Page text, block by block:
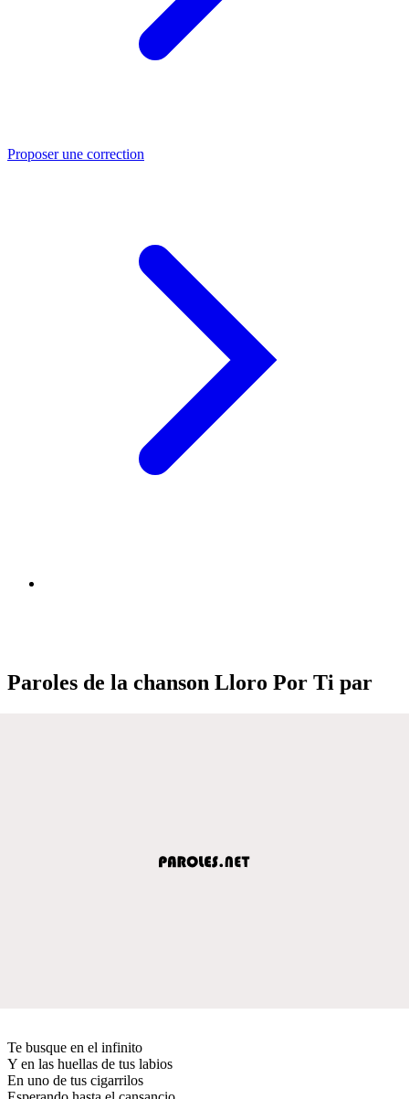
Proposer une correction
Paroles de la chanson Lloro Por Ti par
Te busque en el infinito
Y en las huellas de tus labios
En uno de tus cigarrilos